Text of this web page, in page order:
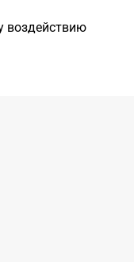
воздействию